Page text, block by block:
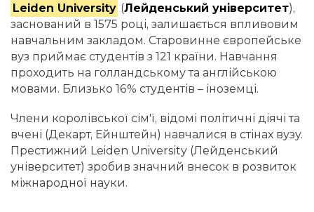
Leiden University (Лейденський університет),
заснований в 1575 році, залишається впливовим
навчальним закладом. Старовинне європейське
вуз приймає студентів з 121 країни. Навчання
проходить на голландському та англійською
мовами. Близько 16% студентів – іноземці.
Члени королівської сім'ї, відомі політичні діячі та
вчені (Декарт, Ейнштейн) навчалися в стінах вузу.
Престижний Leiden University (Лейденський
університет) зробив значний внесок в розвиток
міжнародної науки.